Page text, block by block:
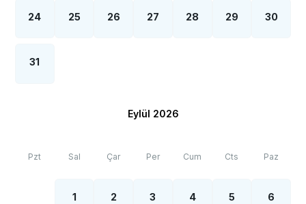
24 25 26 27 28 29 30
31
Eylül 2026
Pzt Sal Çar Per Cum Cts Paz
1 2 3 4 5 6